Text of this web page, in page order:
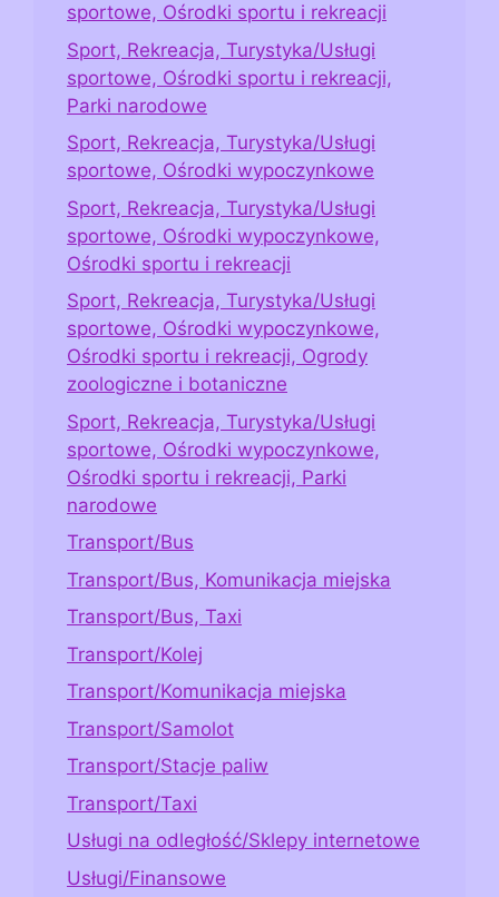
sportowe, Ośrodki sportu i rekreacji
Sport, Rekreacja, Turystyka/Usługi
sportowe, Ośrodki sportu i rekreacji,
Parki narodowe
Sport, Rekreacja, Turystyka/Usługi
sportowe, Ośrodki wypoczynkowe
Sport, Rekreacja, Turystyka/Usługi
sportowe, Ośrodki wypoczynkowe,
Ośrodki sportu i rekreacji
Sport, Rekreacja, Turystyka/Usługi
sportowe, Ośrodki wypoczynkowe,
Ośrodki sportu i rekreacji, Ogrody
zoologiczne i botaniczne
Sport, Rekreacja, Turystyka/Usługi
sportowe, Ośrodki wypoczynkowe,
Ośrodki sportu i rekreacji, Parki
narodowe
Transport/Bus
Transport/Bus, Komunikacja miejska
Transport/Bus, Taxi
Transport/Kolej
Transport/Komunikacja miejska
Transport/Samolot
Transport/Stacje paliw
Transport/Taxi
Usługi na odległość/Sklepy internetowe
Usługi/Finansowe